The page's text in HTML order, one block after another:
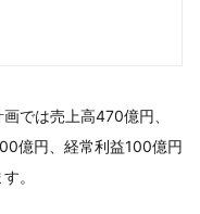
では売上高470億円、
億円、経常利益100億円
。